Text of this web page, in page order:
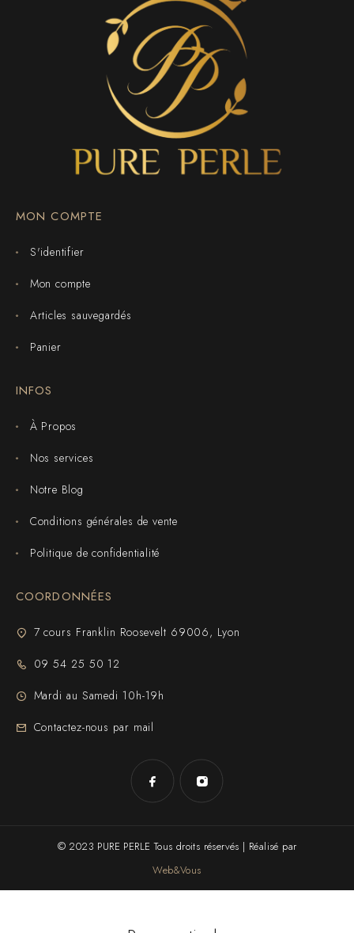
MON COMPTE
S'identifier
Mon compte
Articles sauvegardés
Panier
INFOS
À Propos
Nos services
Notre Blog
Conditions générales de vente
Politique de confidentialité
COORDONNÉES
7 cours Franklin Roosevelt 69006, Lyon
09 54 25 50 12
Mardi au Samedi 10h-19h
Contactez-nous par mail
© 2023 PURE PERLE Tous droits réservés | Réalisé par
Web&Vous